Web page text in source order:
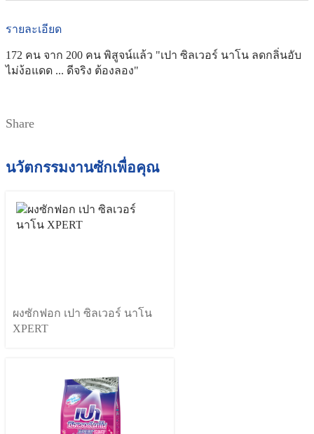
รายละเอียด
172 คน จาก 200 คน พิสูจน์แล้ว "เปา ซิลเวอร์ นาโน ลดกลิ่นอับ
ไม่ง้อแดด ... ดีจริง ต้องลอง"
Share
นวัตกรรมงานซักเพื่อคุณ
ผงซักฟอก เปา ซิลเวอร์ นาโน
XPERT